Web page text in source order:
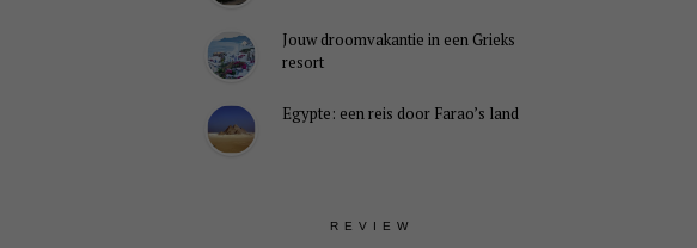
Jouw droomvakantie in een Grieks
resort
Egypte: een reis door Farao’s land
REVIEW